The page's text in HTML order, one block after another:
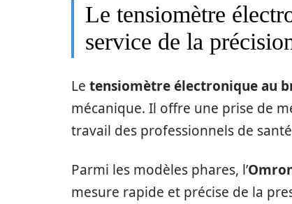
Le tensiomètre
service de la
Le tensiomètre électronique au
mécanique. Il offre une prise de
travail des professionnels de
Parmi les modèles phares, l’
mesure rapide et précise de la